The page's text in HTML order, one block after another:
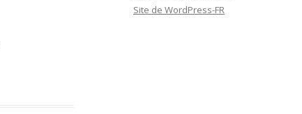
Site de WordPress-FR